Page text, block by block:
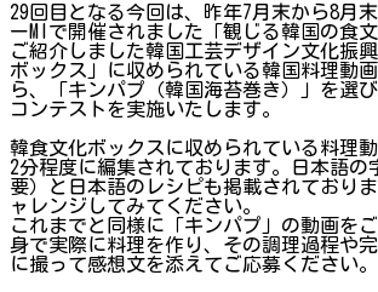
29回目となる今回は、昨年7月末から8月
ーMIで開催されました「観じる韓国の食
ご紹介しました韓国工芸デザイン文化振
ボックス」に収められている韓国料理動
ら、「キンパプ（韓国海苔巻き）」を選
コンテストを実施いたします。
韓食文化ボックスに収められている料理
2分程度に編集されております。日本語の
要）と日本語のレシピも掲載されており
ャレンジしてみてください。
これまでと同様に「キンパプ」の動画を
身で実際に料理を作り、その調理過程や
に撮って感想文を添えてご応募ください。